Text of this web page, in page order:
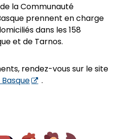
la Communauté
prennent en charge
dans les 158
et de Tarnos.
rendez-vous sur le site
.